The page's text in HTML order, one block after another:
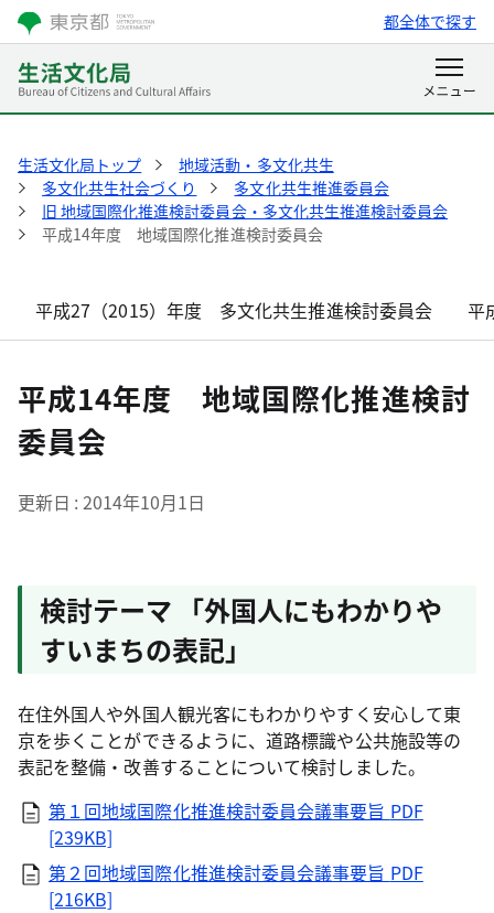
都全体で探す
生活文化局トップ
地域活動・多文化共生
多文化共生社会づくり
多文化共生推進委員会
旧 地域国際化推進検討委員会・多文化共生推進検討委員会
平成14年度 地域国際化推進検討委員会
平成27（2015）年度 多文化共生推進検討委員会 平
平成14年度 地域国際化推進検討
委員会
更新日 2014年10月1日
検討テーマ 「外国人にもわかりや
すいまちの表記」
在住外国人や外国人観光客にもわかりやすく安心して東
京を歩くことができるように、道路標識や公共施設等の
表記を整備・改善することについて検討しました。
第１回地域国際化推進検討委員会議事要旨 PDF
[239KB]
第２回地域国際化推進検討委員会議事要旨 PDF
[216KB]